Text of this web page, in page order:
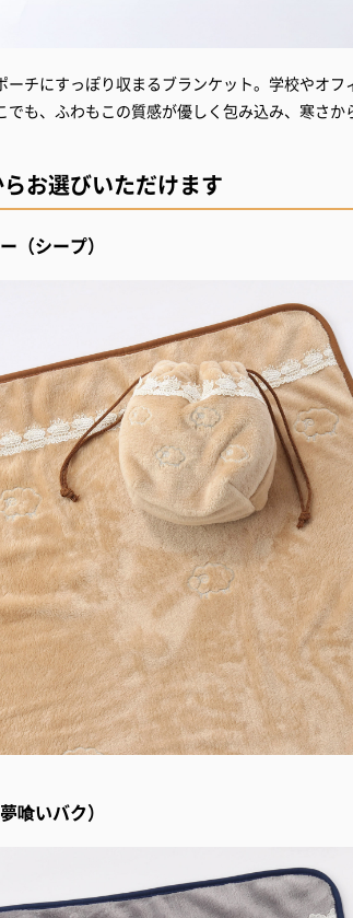
ーチにすっぽり収まるブランケット。学校やオフ
でも、ふわもこの質感が優しく包み込み、寒さか
お選びいただけます
（シープ）
喰いバク）